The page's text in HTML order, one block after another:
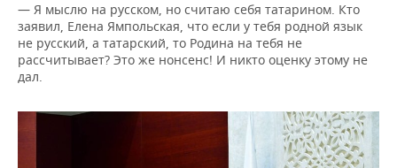
— Я мыслю на русском, но считаю себя татарином. Кто
заявил, Елена Ямпольская, что если у тебя родной язык
не русский, а татарский, то Родина на тебя не
рассчитывает? Это же нонсенс! И никто оценку этому не
дал.